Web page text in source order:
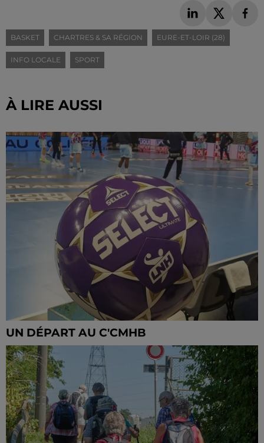
BASKET CHARTRES & SA RÉGION EURE-ET-LOIR (28)
INFO LOCALE SPORT
À LIRE AUSSI
UN DÉPART AU C'CMHB